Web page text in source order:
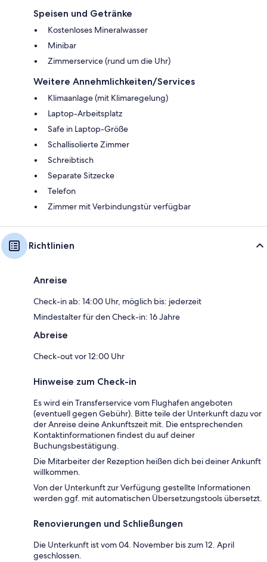
Speisen und Getränke
Kostenloses Mineralwasser
Minibar
Zimmerservice (rund um die Uhr)
Weitere Annehmlichkeiten/Services
Klimaanlage (mit Klimaregelung)
Laptop-Arbeitsplatz
Safe in Laptop-Größe
Schallisolierte Zimmer
Schreibtisch
Separate Sitzecke
Telefon
Zimmer mit Verbindungstür verfügbar
Richtlinien
Anreise
Check-in ab: 14:00 Uhr, möglich bis: jederzeit
Mindestalter für den Check-in: 16 Jahre
Abreise
Check-out vor 12:00 Uhr
Hinweise zum Check-in
Es wird ein Transferservice vom Flughafen angeboten
(eventuell gegen Gebühr). Bitte teile der Unterkunft dazu vor
der Anreise deine Ankunftszeit mit. Die entsprechenden
Kontaktinformationen findest du auf deiner
Buchungsbestätigung.
Die Mitarbeiter der Rezeption heißen dich bei deiner Ankunft
willkommen.
Von der Unterkunft zur Verfügung gestellte Informationen
werden ggf. mit automatischen Übersetzungstools übersetzt.
Renovierungen und Schließungen
Die Unterkunft ist vom 04. November bis zum 12. April
geschlossen.